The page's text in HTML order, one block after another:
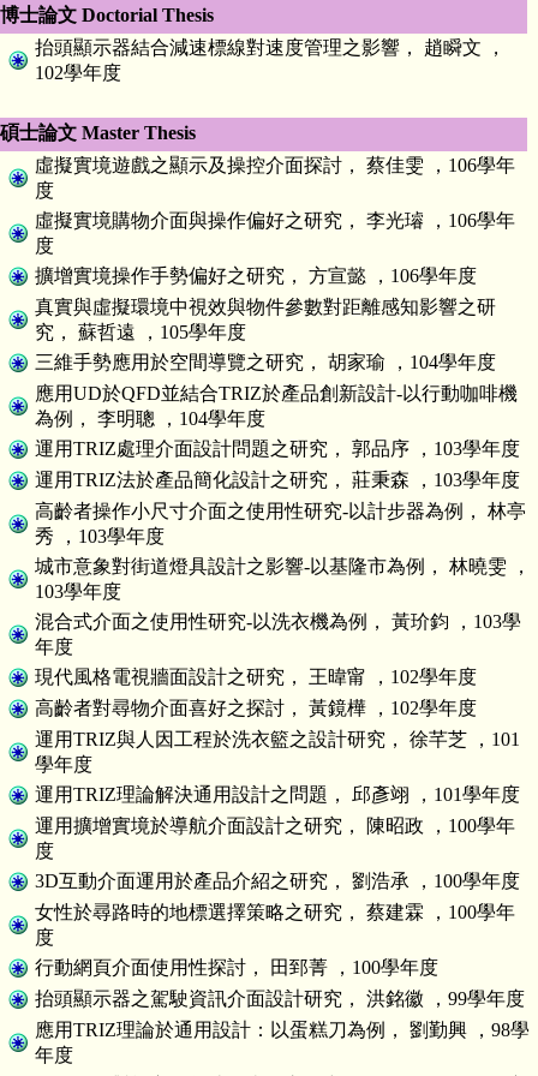
博士論文 Doctorial Thesis
抬頭顯示器結合減速標線對速度管理之影響， 趙瞬文 ，
102學年度
碩士論文 Master Thesis
虛擬實境遊戲之顯示及操控介面探討， 蔡佳雯 ，106學年
度
虛擬實境購物介面與操作偏好之研究， 李光璿 ，106學年
度
擴增實境操作手勢偏好之研究， 方宣懿 ，106學年度
真實與虛擬環境中視效與物件參數對距離感知影響之研
究， 蘇哲遠 ，105學年度
三維手勢應用於空間導覽之研究， 胡家瑜 ，104學年度
應用UD於QFD並結合TRIZ於產品創新設計-以行動咖啡機
為例， 李明聰 ，104學年度
運用TRIZ處理介面設計問題之研究， 郭品序 ，103學年度
運用TRIZ法於產品簡化設計之研究， 莊秉森 ，103學年度
高齡者操作小尺寸介面之使用性研究-以計步器為例， 林亭
秀 ，103學年度
城市意象對街道燈具設計之影響-以基隆市為例， 林曉雯 ，
103學年度
混合式介面之使用性研究-以洗衣機為例， 黃玠鈞 ，103學
年度
現代風格電視牆面設計之研究， 王暐甯 ，102學年度
高齡者對尋物介面喜好之探討， 黃鏡樺 ，102學年度
運用TRIZ與人因工程於洗衣籃之設計研究， 徐芊芝 ，101
學年度
運用TRIZ理論解決通用設計之問題， 邱彥翊 ，101學年度
運用擴增實境於導航介面設計之研究， 陳昭政 ，100學年
度
3D互動介面運用於產品介紹之研究， 劉浩承 ，100學年度
女性於尋路時的地標選擇策略之研究， 蔡建霖 ，100學年
度
行動網頁介面使用性探討， 田郅菁 ，100學年度
抬頭顯示器之駕駛資訊介面設計研究， 洪銘徽 ，99學年度
應用TRIZ理論於通用設計：以蛋糕刀為例， 劉勤興 ，98學
年度